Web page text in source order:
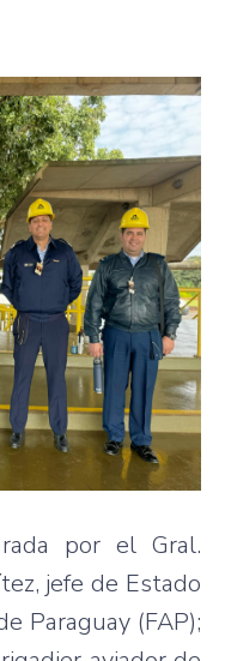
por el Gral.
jefe de Estado
Paraguay (FAP);